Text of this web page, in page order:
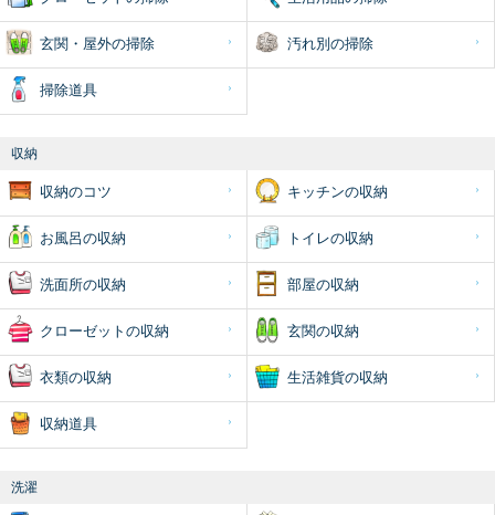
玄関・屋外の掃除 汚れ別の掃除
掃除道具
収納
収納のコツ キッチンの収納
お風呂の収納 トイレの収納
洗面所の収納 部屋の収納
クローゼットの収納 玄関の収納
衣類の収納 生活雑貨の収納
収納道具
洗濯